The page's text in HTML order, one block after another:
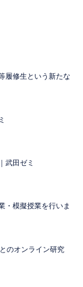
履修生という新たな
武田ゼミ
・模擬授業を行いま
のオンライン研究